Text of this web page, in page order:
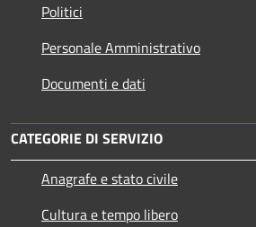
Politici
Personale Amministrativo
Documenti e dati
CATEGORIE DI SERVIZIO
Anagrafe e stato civile
Cultura e tempo libero